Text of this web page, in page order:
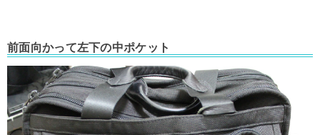
前面向かって左下の中ポケット